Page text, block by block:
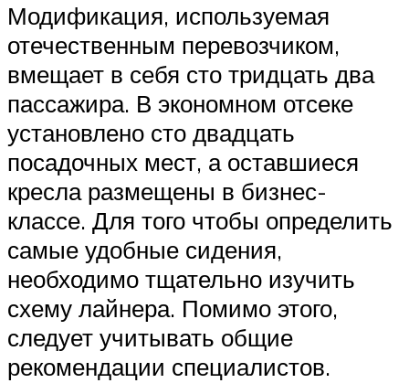
Модификация, используемая
отечественным перевозчиком,
вмещает в себя сто тридцать два
пассажира. В экономном отсеке
установлено сто двадцать
посадочных мест, а оставшиеся
кресла размещены в бизнес-
классе. Для того чтобы определить
самые удобные сидения,
необходимо тщательно изучить
схему лайнера. Помимо этого,
следует учитывать общие
рекомендации специалистов.